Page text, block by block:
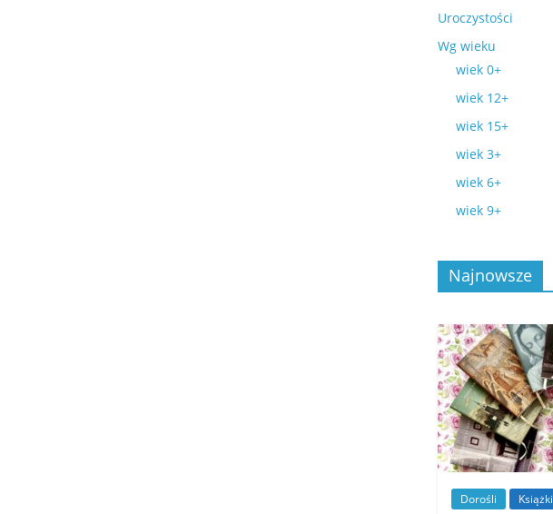
Uroczystości
Wg wieku
wiek 0+
wiek 12+
wiek 15+
wiek 3+
wiek 6+
wiek 9+
Najnowsze
Dorośli Książki